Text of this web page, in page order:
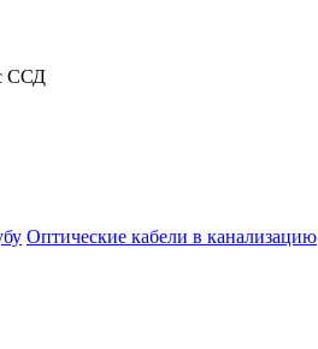
ССД
Оптические кабели в канализацию